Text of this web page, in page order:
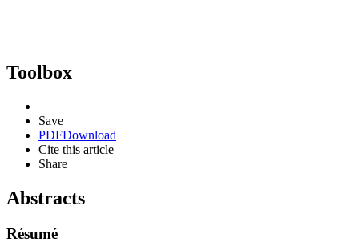
Toolbox
Save
PDFDownload
Cite this article
Share
Abstracts
Résumé